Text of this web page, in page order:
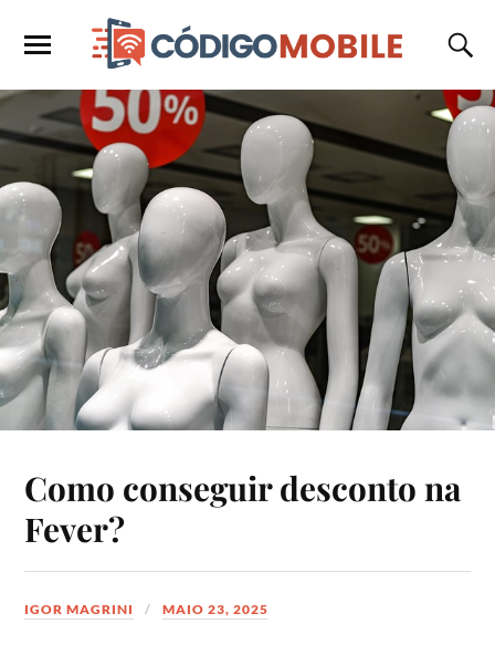
Como conseguir desconto na
Fever?
IGOR MAGRINI MAIO 23, 2025